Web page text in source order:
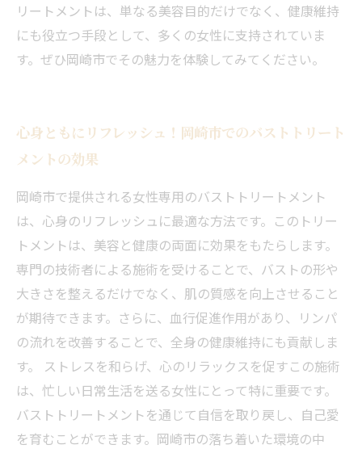
リートメントは、単なる美容目的だけでなく、健康維持
にも役立つ手段として、多くの女性に支持されていま
す。ぜひ岡崎市でその魅力を体験してみてください。
心身ともにリフレッシュ！岡崎市でのバストトリート
メントの効果
岡崎市で提供される女性専用のバストトリートメント
は、心身のリフレッシュに最適な方法です。このトリー
トメントは、美容と健康の両面に効果をもたらします。
専門の技術者による施術を受けることで、バストの形や
大きさを整えるだけでなく、肌の質感を向上させること
が期待できます。さらに、血行促進作用があり、リンパ
の流れを改善することで、全身の健康維持にも貢献しま
す。 ストレスを和らげ、心のリラックスを促すこの施術
は、忙しい日常生活を送る女性にとって特に重要です。
バストトリートメントを通じて自信を取り戻し、自己愛
を育むことができます。岡崎市の落ち着いた環境の中